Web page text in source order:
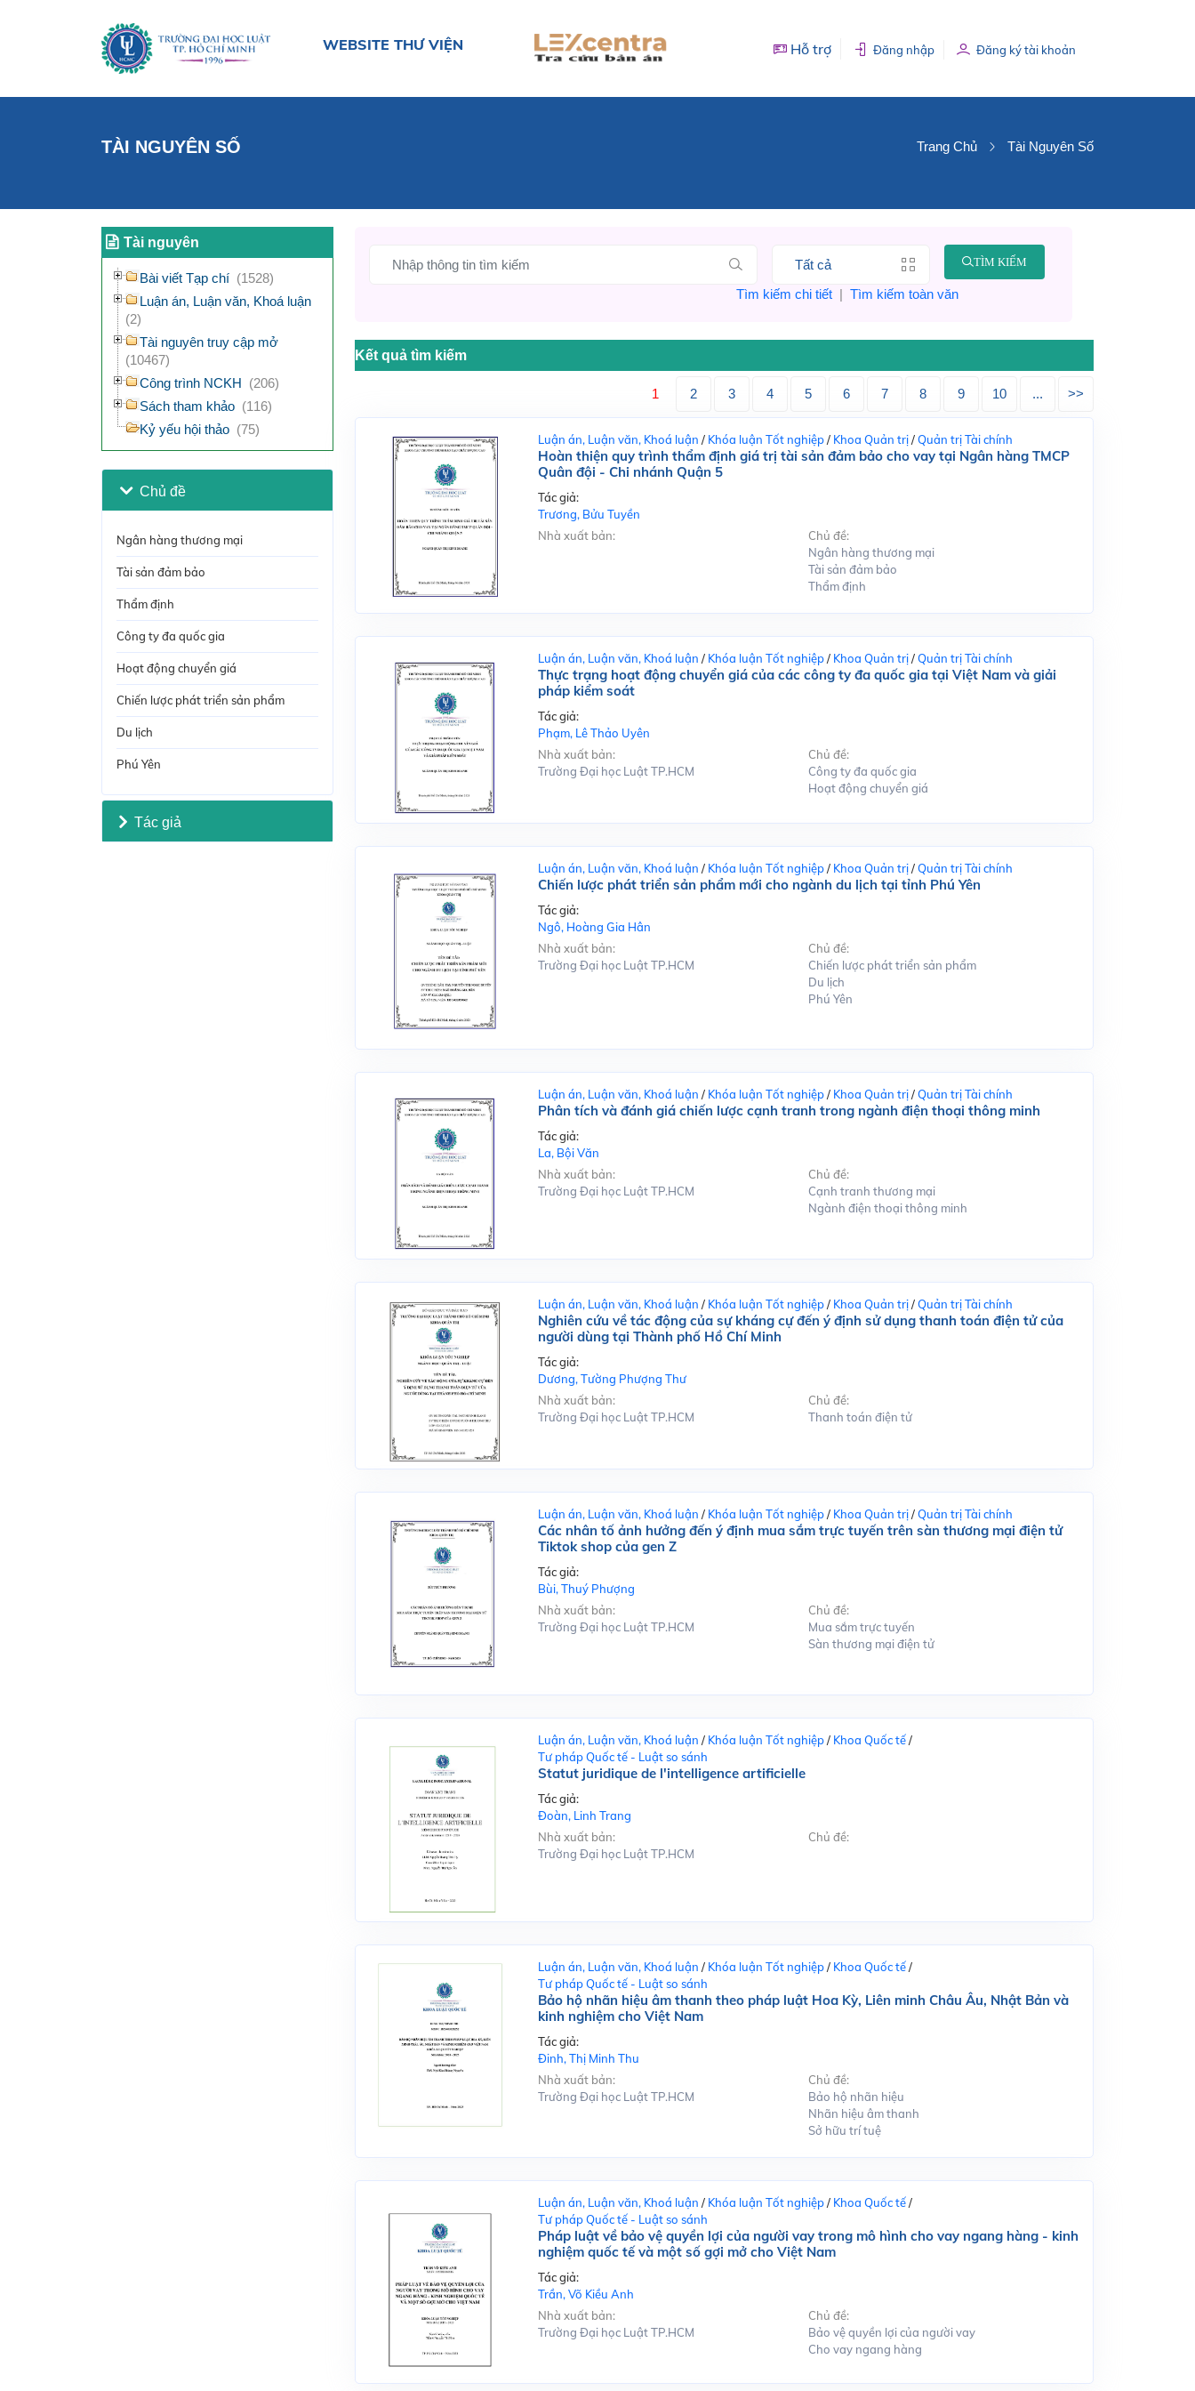
WEBSITE THƯ VIỆN Hỗ trợ Đăng nhập Đăng ký tài khoản
TÀI NGUYÊN SỐ Trang Chủ Tài Nguyên Số
Tài nguyên
Bài viết Tạp chí (1528)
Luận án, Luận văn, Khoá luận
(2)
Tài nguyên truy cập mở
(10467)
Công trình NCKH (206)
Sách tham khảo (116)
Kỷ yếu hội thảo (75)
Chủ đề
Ngân hàng thương mại
Tài sản đảm bảo
Thẩm định
Công ty đa quốc gia
Hoạt động chuyển giá
Chiến lược phát triển sản phẩm
Du lịch
Phú Yên
Tác giả
TÌM KIẾM
Tìm kiếm chi tiết| Tìm kiếm toàn văn
Kết quả tìm kiếm
1 2 3 4 5 6 7 8 9 10 ... >>
Luận án, Luận văn, Khoá luận / Khóa luận Tốt nghiệp/ Khoa Quản trị/Quản trị Tài chính
Hoàn thiện quy trình thẩm định giá trị tài sản đảm bảo cho vay tại Ngân hàng TMCP
Quân đội - Chi nhánh Quận 5
Tác giả:
Trương, Bửu Tuyền
Nhà xuất bản:
Chủ đề:
Ngân hàng thương mại
Tài sản đảm bảo
Thẩm định
Luận án, Luận văn, Khoá luận / Khóa luận Tốt nghiệp/ Khoa Quản trị/Quản trị Tài chính
Thực trạng hoạt động chuyển giá của các công ty đa quốc gia tại Việt Nam và giải
pháp kiểm soát
Tác giả:
Phạm, Lê Thảo Uyên
Nhà xuất bản:
Trường Đại học Luật TP.HCM
Chủ đề:
Công ty đa quốc gia
Hoạt động chuyển giá
Luận án, Luận văn, Khoá luận / Khóa luận Tốt nghiệp/ Khoa Quản trị/Quản trị Tài chính
Chiến lược phát triển sản phẩm mới cho ngành du lịch tại tỉnh Phú Yên
Tác giả:
Ngô, Hoàng Gia Hân
Nhà xuất bản:
Trường Đại học Luật TP.HCM
Chủ đề:
Chiến lược phát triển sản phẩm
Du lịch
Phú Yên
Luận án, Luận văn, Khoá luận / Khóa luận Tốt nghiệp/ Khoa Quản trị/Quản trị Tài chính
Phân tích và đánh giá chiến lược cạnh tranh trong ngành điện thoại thông minh
Tác giả:
La, Bội Văn
Nhà xuất bản:
Trường Đại học Luật TP.HCM
Chủ đề:
Cạnh tranh thương mại
Ngành điện thoại thông minh
Luận án, Luận văn, Khoá luận / Khóa luận Tốt nghiệp/ Khoa Quản trị/Quản trị Tài chính
Nghiên cứu về tác động của sự kháng cự đến ý định sử dụng thanh toán điện tử của
người dùng tại Thành phố Hồ Chí Minh
Tác giả:
Dương, Tường Phượng Thư
Nhà xuất bản:
Trường Đại học Luật TP.HCM
Chủ đề:
Thanh toán điện tử
Luận án, Luận văn, Khoá luận / Khóa luận Tốt nghiệp/ Khoa Quản trị/Quản trị Tài chính
Các nhân tố ảnh hưởng đến ý định mua sắm trực tuyến trên sàn thương mại điện tử
Tiktok shop của gen Z
Tác giả:
Bùi, Thuý Phượng
Nhà xuất bản:
Trường Đại học Luật TP.HCM
Chủ đề:
Mua sắm trực tuyến
Sàn thương mại điện tử
Luận án, Luận văn, Khoá luận / Khóa luận Tốt nghiệp/ Khoa Quốc tế/
Tư pháp Quốc tế - Luật so sánh
Statut juridique de l'intelligence artificielle
Tác giả:
Đoàn, Linh Trang
Nhà xuất bản:
Trường Đại học Luật TP.HCM
Chủ đề:
Luận án, Luận văn, Khoá luận / Khóa luận Tốt nghiệp/ Khoa Quốc tế/
Tư pháp Quốc tế - Luật so sánh
Bảo hộ nhãn hiệu âm thanh theo pháp luật Hoa Kỳ, Liên minh Châu Âu, Nhật Bản và
kinh nghiệm cho Việt Nam
Tác giả:
Đinh, Thị Minh Thu
Nhà xuất bản:
Trường Đại học Luật TP.HCM
Chủ đề:
Bảo hộ nhãn hiệu
Nhãn hiệu âm thanh
Sở hữu trí tuệ
Luận án, Luận văn, Khoá luận / Khóa luận Tốt nghiệp/ Khoa Quốc tế/
Tư pháp Quốc tế - Luật so sánh
Pháp luật về bảo vệ quyền lợi của người vay trong mô hình cho vay ngang hàng - kinh
nghiệm quốc tế và một số gợi mở cho Việt Nam
Tác giả:
Trần, Võ Kiều Anh
Nhà xuất bản:
Trường Đại học Luật TP.HCM
Chủ đề:
Bảo vệ quyền lợi của người vay
Cho vay ngang hàng